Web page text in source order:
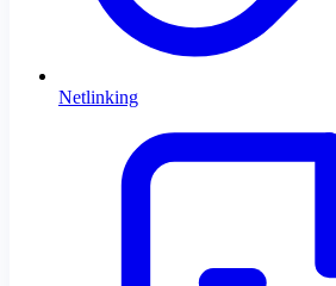
Netlinking